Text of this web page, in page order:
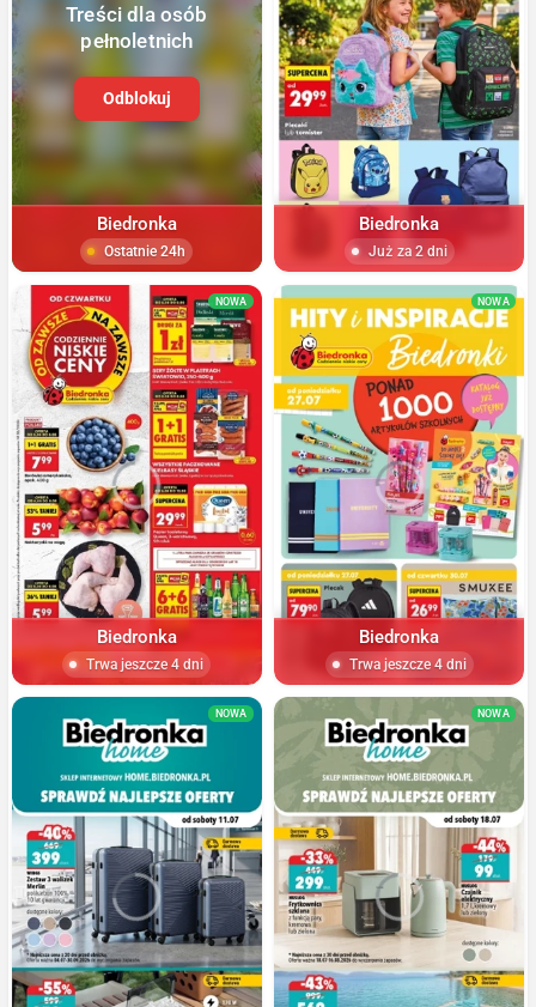
Treści dla osób
pełnoletnich
Odblokuj
Biedronka
Ostatnie 24h
Biedronka
Już za 2 dni
NOWA
Biedronka
Trwa jeszcze 4 dni
NOWA
Biedronka
Trwa jeszcze 4 dni
NOWA NOWA